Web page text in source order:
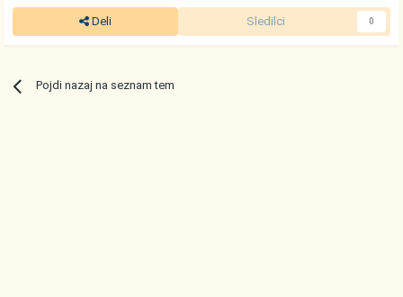
Deli Sledilci 0
Pojdi nazaj na seznam tem